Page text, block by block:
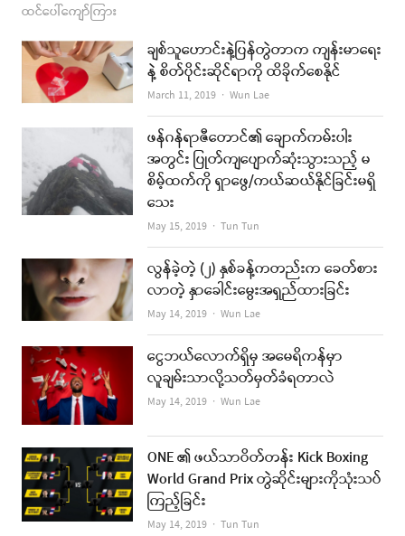
ထင်ပေါ်ကျော်ကြား
ချစ်သူဟောင်းနဲ့ပြန်တွဲတာက ကျန်းမာရေး
နဲ့ စိတ်ပိုင်းဆိုင်ရာကို ထိခိုက်စေနိုင်
March 11, 2019 Author
Wun Lae
ဖန်ဂန်ရာဇီတောင်၏ ချောက်ကမ်းပါး
အတွင်း ပြုတ်ကျပျောက်ဆုံးသွားသည့် မ
စိမ့်ထက်ကို ရှာဖွေ/ကယ်ဆယ်နိုင်ခြင်းမရှိ
သေး
May 15, 2019 Author
Tun Tun
လွန်ခဲ့တဲ့ (၂) နှစ်ခန့်ကတည်းက ခေတ်စား
လာတဲ့ နှာခေါင်းမွေးအရှည်ထားခြင်း
May 14, 2019 Author
Wun Lae
ငွေဘယ်လောက်ရှိမှ အမေရိကန်မှာ
လူချမ်းသာလို့သတ်မှတ်ခံရတာလဲ
May 14, 2019 Author
Wun Lae
ONE ၏ ဖယ်သာဝိတ်တန်း Kick Boxing
World Grand Prix တွဲဆိုင်းများကိုသုံးသပ်
ကြည့်ခြင်း
May 14, 2019 Author
Tun Tun